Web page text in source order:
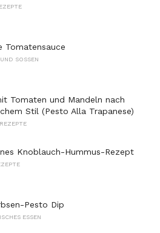
Tomatensauce
SOSSEN
Tomaten und Mandeln nach
Stil (Pesto Alla Trapanese)
Knoblauch-Hummus-Rezept
Pesto Dip
ESSEN